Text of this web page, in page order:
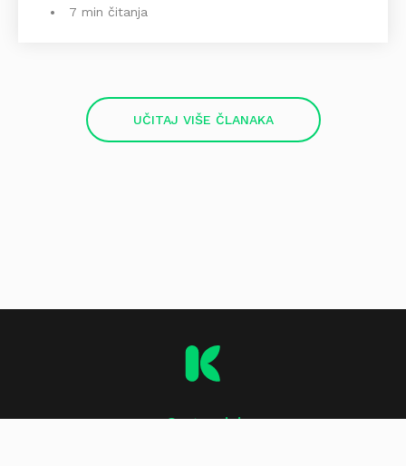
7 min čitanja
UČITAJ VIŠE ČLANAKA
O stranici